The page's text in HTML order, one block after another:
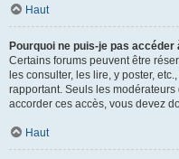
Haut
Pourquoi ne puis-je pas accéder
Certains forums peuvent être
les consulter, les lire, y poster,
rapportant. Seuls les
accorder ces accès, vous devez
Haut